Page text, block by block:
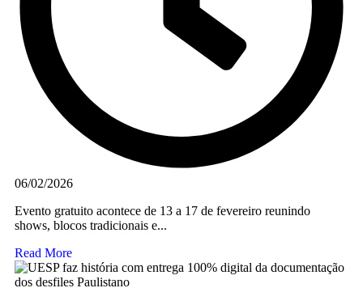
06/02/2026
Evento gratuito acontece de 13 a 17 de fevereiro reunindo
shows, blocos tradicionais e...
Read More